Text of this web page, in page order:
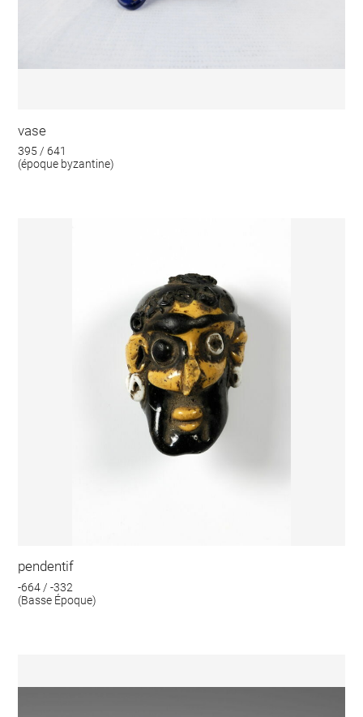
vase
395 / 641
(époque byzantine)
pendentif
-664 / -332
(Basse Époque)